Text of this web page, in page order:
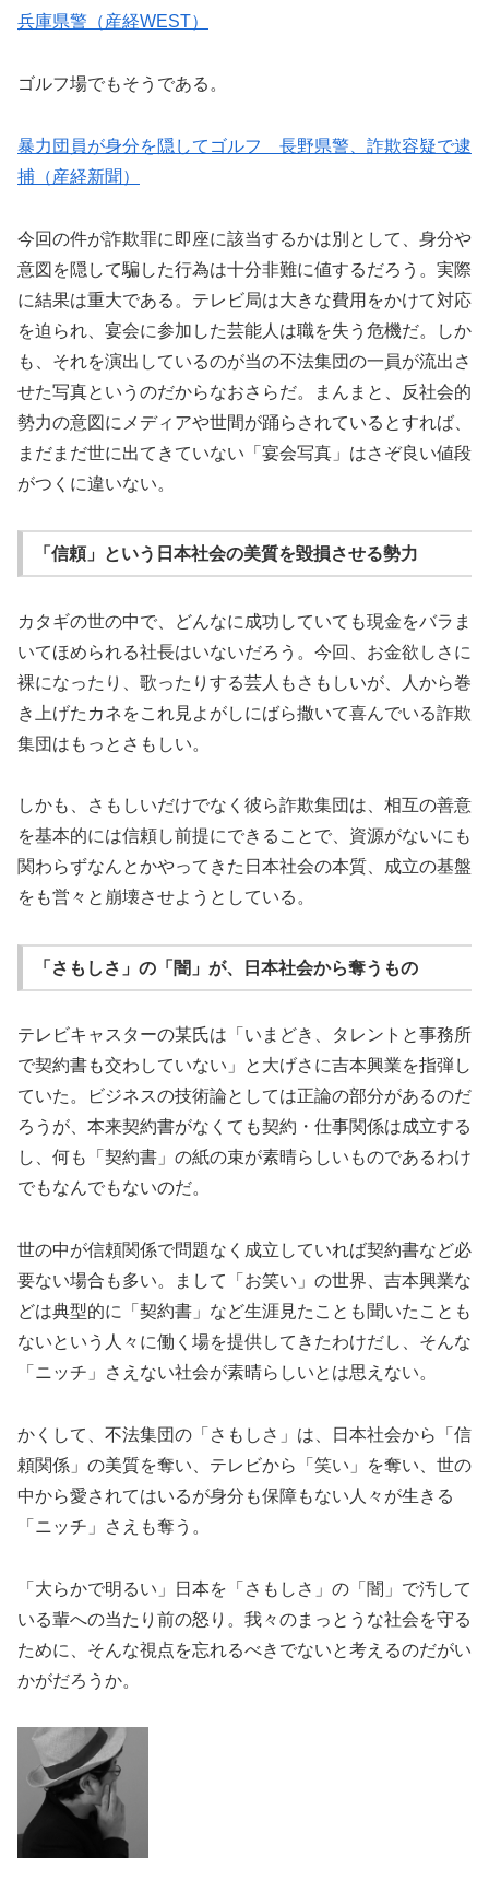
兵庫県警（産経WEST）
ゴルフ場でもそうである。
暴力団員が身分を隠してゴルフ 長野県警、詐欺容疑で逮
捕（産経新聞）
今回の件が詐欺罪に即座に該当するかは別として、身分や
意図を隠して騙した行為は十分非難に値するだろう。実際
に結果は重大である。テレビ局は大きな費用をかけて対応
を迫られ、宴会に参加した芸能人は職を失う危機だ。しか
も、それを演出しているのが当の不法集団の一員が流出さ
せた写真というのだからなおさらだ。まんまと、反社会的
勢力の意図にメディアや世間が踊らされているとすれば、
まだまだ世に出てきていない「宴会写真」はさぞ良い値段
がつくに違いない。
「信頼」という日本社会の美質を毀損させる勢力
カタギの世の中で、どんなに成功していても現金をバラま
いてほめられる社長はいないだろう。今回、お金欲しさに
裸になったり、歌ったりする芸人もさもしいが、人から巻
き上げたカネをこれ見よがしにばら撒いて喜んでいる詐欺
集団はもっとさもしい。
しかも、さもしいだけでなく彼ら詐欺集団は、相互の善意
を基本的には信頼し前提にできることで、資源がないにも
関わらずなんとかやってきた日本社会の本質、成立の基盤
をも営々と崩壊させようとしている。
「さもしさ」の「闇」が、日本社会から奪うもの
テレビキャスターの某氏は「いまどき、タレントと事務所
で契約書も交わしていない」と大げさに吉本興業を指弾し
ていた。ビジネスの技術論としては正論の部分があるのだ
ろうが、本来契約書がなくても契約・仕事関係は成立する
し、何も「契約書」の紙の束が素晴らしいものであるわけ
でもなんでもないのだ。
世の中が信頼関係で問題なく成立していれば契約書など必
要ない場合も多い。まして「お笑い」の世界、吉本興業な
どは典型的に「契約書」など生涯見たことも聞いたことも
ないという人々に働く場を提供してきたわけだし、そんな
「ニッチ」さえない社会が素晴らしいとは思えない。
かくして、不法集団の「さもしさ」は、日本社会から「信
頼関係」の美質を奪い、テレビから「笑い」を奪い、世の
中から愛されてはいるが身分も保障もない人々が生きる
「ニッチ」さえも奪う。
「大らかで明るい」日本を「さもしさ」の「闇」で汚して
いる輩への当たり前の怒り。我々のまっとうな社会を守る
ために、そんな視点を忘れるべきでないと考えるのだがい
かがだろうか。